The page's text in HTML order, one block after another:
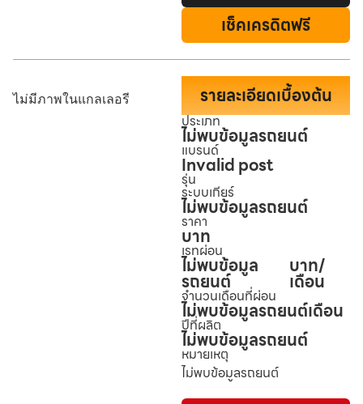
เช็คเครดิตฟรี
ไม่มีภาพในแกลเลอรี รายละเอียดเบื้องต้น
ประเภท
ไม่พบข้อมูลรถยนต์
แบรนด์
Invalid post
รุ่น
ระบบเกียร์
ไม่พบข้อมูลรถยนต์
ราคา
บาท
เรทผ่อน
ไม่พบข้อมูล
รถยนต์
บาท/
เดือน
จำนวนเดือนที่ผ่อน
ไม่พบข้อมูลรถยนต์เดือน
ปีที่ผลิต
ไม่พบข้อมูลรถยนต์
หมายเหตุ
ไม่พบข้อมูลรถยนต์